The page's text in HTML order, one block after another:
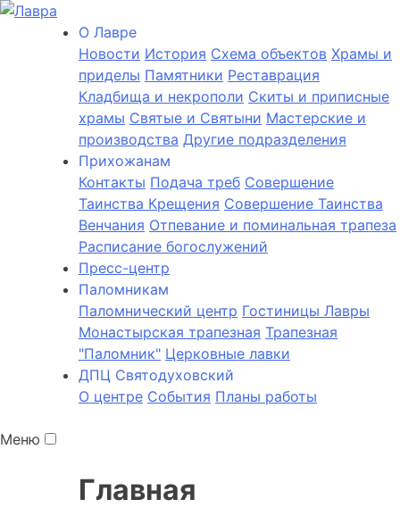
О Лаврe
Новости История Cхема объектов Храмы и
приделы Памятники Реставрация
Кладбища и некрополи Скиты и приписные
храмы Святые и Святыни Мастерские и
производства Другие подразделения
Прихожанам
Контакты Подача треб Совершение
Таинства Крещения Совершение Таинства
Венчания Отпевание и поминальная трапеза
Расписание богослужений
Пресс-центр
Паломникам
Паломнический центр Гостиницы Лавры
Монастырская трапезная Трапезная
"Паломник" Церковные лавки
ДПЦ Святодуховский
О центре События Планы работы
Меню
Главная